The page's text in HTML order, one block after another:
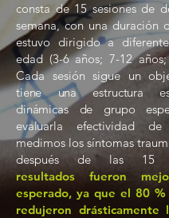
consta de 15 sesiones de
semana, con una duración
estuvo dirigido a
edad (3-6 años; 7-12
Cada sesión sigue un
tiene una estructura
dinámicas de grupo
evaluarla efectividad
medimos los síntomas
después de las 15
resultados fueron
esperado, ya que el 80
redujeron drásticamente